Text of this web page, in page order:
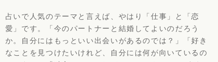
占いで人気のテーマと言えば、やはり「仕事」と「恋
愛」です。「今のパートナーと結婚してよいのだろう
か。自分にはもっといい出会いがあるのでは？」「好き
なことを見つけたいけれど、自分には何が向いているの